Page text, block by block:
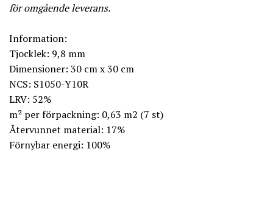
för omgående leverans.
Information:
Tjocklek: 9,8 mm
Dimensioner: 30 cm x 30 cm
NCS: S1050-Y10R
LRV: 52%
m² per förpackning: 0,63 m2 (7 st)
Återvunnet material: 17%
Förnybar energi: 100%